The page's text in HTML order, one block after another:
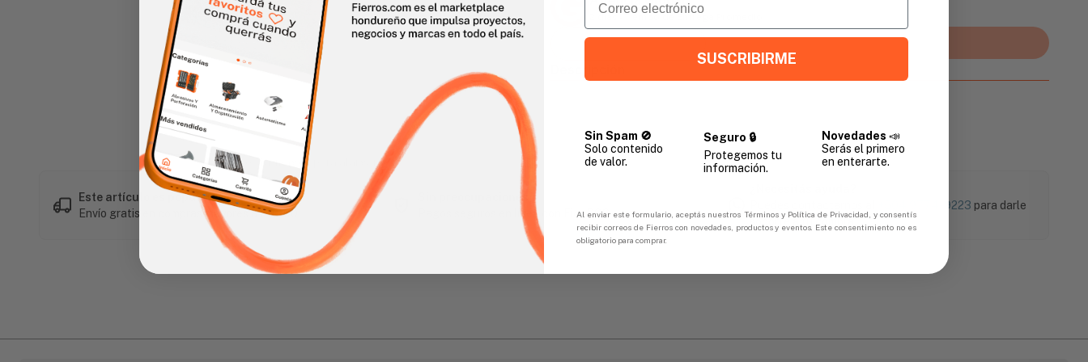
Haz clic en la imagen para alargar
Agregar al carrito
Este artículo es popular
Envío gratis en compras mayores a L 1,500
Sin preocupaciones
Pagos seguros en línea con FicoPOS
+504 9774-9223 para darle
soporte a tu compra.
SUSCRIBIRME
Sin Spam 🚫
Solo contenido
de valor.
Seguro 🔒
Protegemos tu
información.
Novedades📣
Serás el primero
en enterarte.
Al enviar este formulario, aceptás nuestros Términos y Política de Privacidad, y consentís
recibir correos de Fierros con novedades, productos y eventos. Este consentimiento no es
obligatorio para comprar.